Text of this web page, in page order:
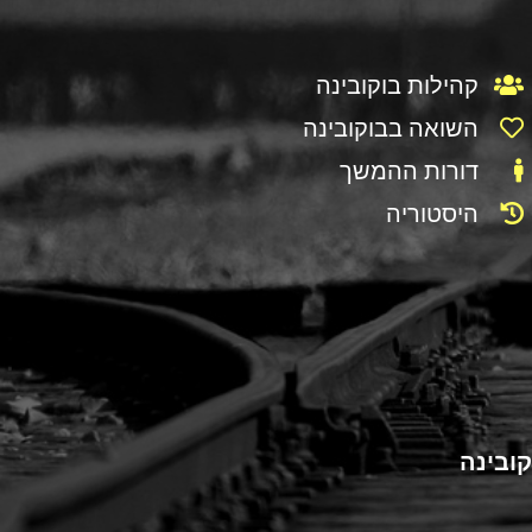
קהילות בוקובינה
השואה בבוקובינה
דורות ההמשך
היסטוריה